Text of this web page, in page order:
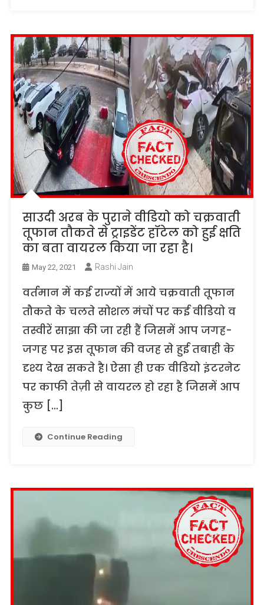
साउदी अरब के पुराने वीडियो को चक्रवाती
तूफान तौकते से ट्राइडेंट हॉटेल को हुई क्षति
का बता वायरल किया जा रहा है।
May 22, 2021 Rashi Jain
वर्तमान में कई राज्यों में आये चक्रवाती तूफान
तौकते के चलते सोशल मंचों पर कई वीडियो व
तस्वीरें साझा की जा रही हैं जिसमें आप जगह-
जगह पर इस तूफान की वजह से हुई तबाही के
दृश्य देख सकते है। ऐसा ही एक वीडियो इंटरनेट
पर काफी तेज़ी से वायरल हो रहा है जिसमें आप
कुछ […]
Continue Reading